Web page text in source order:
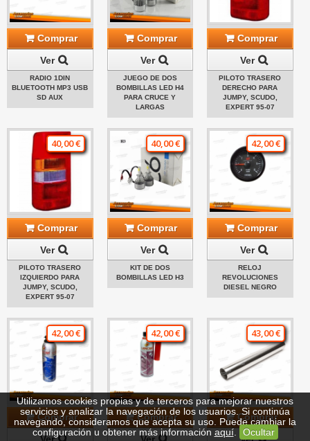
Comprar
Ver
RADIO 1DIN
BLUETOOTH MP3 USB
SD AUX
Comprar
Ver
JUEGO DE DOS
BOMBILLAS LED H4
PARA CRUCE Y
LARGAS
Comprar
Ver
PILOTO TRASERO
DERECHO PARA
JUMPY, SCUDO,
EXPERT 95-07
40,00 €
Comprar
Ver
PILOTO TRASERO
IZQUIERDO PARA
JUMPY, SCUDO,
EXPERT 95-07
40,00 €
Comprar
Ver
KIT DE DOS
BOMBILLAS LED H3
42,00 €
Comprar
Ver
RELOJ
REVOLUCIONES
DIESEL NEGRO
42,00 €
Comprar
42,00 €
Comprar
43,00 €
Comprar
Utilizamos cookies propias y de terceros para mejorar nuestros
servicios y analizar la navegación de los usuarios. Si continúa
navegando, consideramos que acepta su uso. Puede cambiar la
configuración u obtener más información aquí. Ocultar